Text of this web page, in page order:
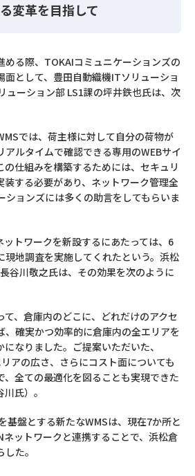
変革を目指して
める際、TOKAIコミュニケーションズの
面として、豊田自動織機ITソリューショ
ューション部 LS1課の坪井鉄也氏は、次
では、荷主様に対して自分の荷物が
ルタイムで確認できる専用のWEBサイ
の仕組みを構築するためには、セキュリ
装する必要があり、ネットワーク管理全
ションズには多くの助言をしてもらいま
ットワークを新設するにあたっては、6
現地調査を実施してくれたという。浜松
谷川敬之氏は、その効果を次のように
て、倉庫内のどこに、どれだけのアクセ
、確実かつ効率的に倉庫内の全エリアを
なりました。ご提案いただいた、
アの広さ、さらにコスト面についても
、全ての最適化を図ることも実現できた
氏）。
基盤とする新たなWMSは、現在7か所と
ネットワークと連携することで、浜松倉
た。